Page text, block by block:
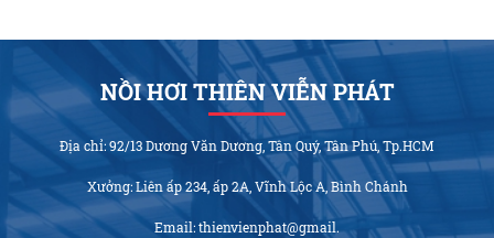
NỒI HƠI THIÊN VIỄN PHÁT
Địa chỉ: 92/13 Dương Văn Dương, Tân Quý, Tân Phú, Tp.HCM
Xưởng: Liên ấp 234, ấp 2A, Vĩnh Lộc A, Bình Chánh
Email: thienvienphat@gmail.